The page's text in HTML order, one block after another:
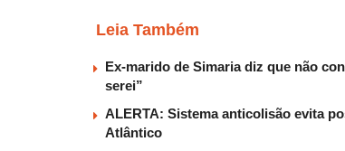
Leia Também
Ex-marido de Simaria diz que não
serei”
ALERTA: Sistema anticolisão evita
Atlântico